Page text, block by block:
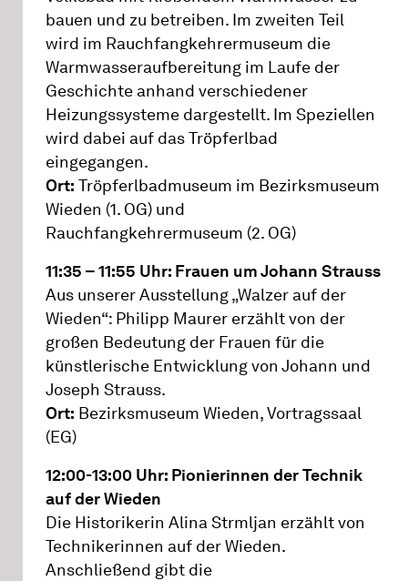
bauen und zu betreiben. Im zweiten Teil
wird im Rauchfangkehrermuseum die
Warmwasseraufbereitung im Laufe der
Geschichte anhand verschiedener
Heizungssysteme dargestellt. Im Speziellen
wird dabei auf das Tröpferlbad
eingegangen.
Ort: Tröpferlbadmuseum im Bezirksmuseum
Wieden (1. OG) und
Rauchfangkehrermuseum (2. OG)
11:35 – 11:55 Uhr: Frauen um Johann Strauss
Aus unserer Ausstellung „Walzer auf der
Wieden“: Philipp Maurer erzählt von der
großen Bedeutung der Frauen für die
künstlerische Entwicklung von Johann und
Joseph Strauss.
Ort: Bezirksmuseum Wieden, Vortragssaal
(EG)
12:00-13:00 Uhr: Pionierinnen der Technik
auf der Wieden
Die Historikerin Alina Strmljan erzählt von
Technikerinnen auf der Wieden.
Anschließend gibt die